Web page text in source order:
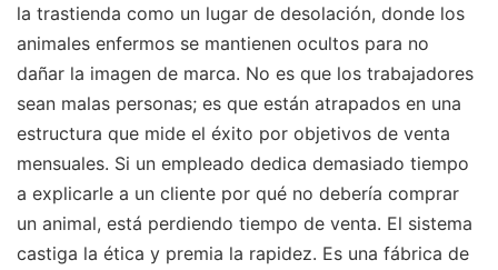
la trastienda como un lugar de desolación, donde los
animales enfermos se mantienen ocultos para no
dañar la imagen de marca. No es que los trabajadores
sean malas personas; es que están atrapados en una
estructura que mide el éxito por objetivos de venta
mensuales. Si un empleado dedica demasiado tiempo
a explicarle a un cliente por qué no debería comprar
un animal, está perdiendo tiempo de venta. El sistema
castiga la ética y premia la rapidez. Es una fábrica de